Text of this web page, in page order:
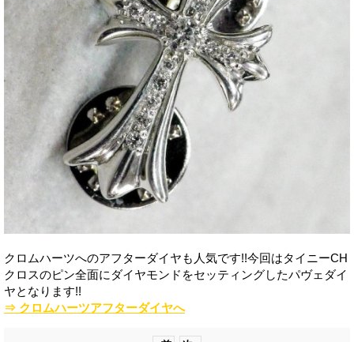
クロムハーツへのアフターダイヤも人気です!!今回はタイニーCH
クロスのピン全面にダイヤモンドをセッティングしたパヴェダイ
ヤとなります!!
⇒ クロムハーツアフターダイヤへ